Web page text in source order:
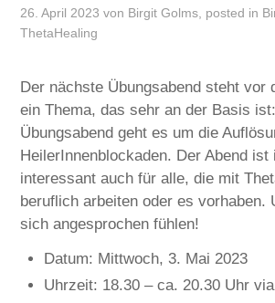
26. April 2023 von Birgit Golms , posted in
ThetaHealing
Der nächste Übungsabend steht vor
ein Thema, das sehr an der Basis
Übungsabend geht es um die
HeilerInnenblockaden. Der Abend ist
interessant auch für alle, die mit
beruflich arbeiten oder es vorhaben.
sich angesprochen fühlen!
Datum: Mittwoch, 3. Mai 2023
Uhrzeit: 18.30 – ca. 20.30 Uhr